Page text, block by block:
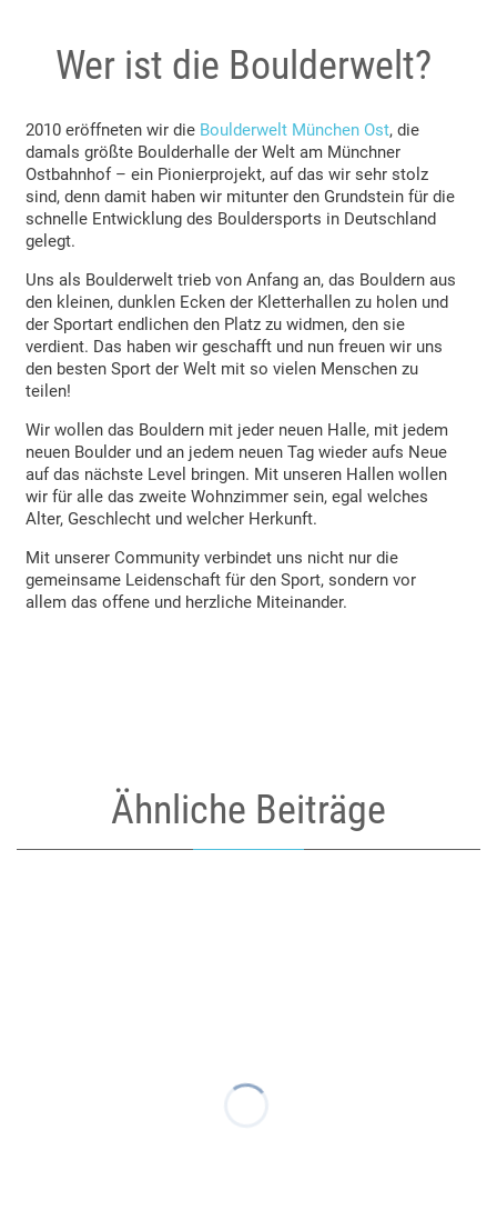
Wer ist die Boulderwelt?
2010 eröffneten wir die Boulderwelt München Ost, die
damals größte Boulderhalle der Welt am Münchner
Ostbahnhof – ein Pionierprojekt, auf das wir sehr stolz
sind, denn damit haben wir mitunter den Grundstein für die
schnelle Entwicklung des Bouldersports in Deutschland
gelegt.
Uns als Boulderwelt trieb von Anfang an, das Bouldern aus
den kleinen, dunklen Ecken der Kletterhallen zu holen und
der Sportart endlichen den Platz zu widmen, den sie
verdient. Das haben wir geschafft und nun freuen wir uns
den besten Sport der Welt mit so vielen Menschen zu
teilen!
Wir wollen das Bouldern mit jeder neuen Halle, mit jedem
neuen Boulder und an jedem neuen Tag wieder aufs Neue
auf das nächste Level bringen. Mit unseren Hallen wollen
wir für alle das zweite Wohnzimmer sein, egal welches
Alter, Geschlecht und welcher Herkunft.
Mit unserer Community verbindet uns nicht nur die
gemeinsame Leidenschaft für den Sport, sondern vor
allem das offene und herzliche Miteinander.
Ähnliche Beiträge